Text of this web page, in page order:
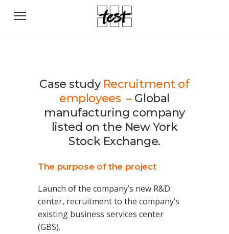
Case study Recruitment of
employees – Global
manufacturing company
listed on the New York
Stock Exchange.
The purpose of the project
Launch of the company’s new R&D
center, recruitment to the company’s
existing business services center
(GBS).